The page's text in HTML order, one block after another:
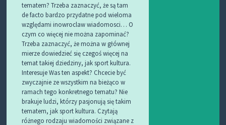
tematem? Trzeba zaznaczyć, że są tam
de facto bardzo przydatne pod wieloma
względami inowroclaw wiadomosci… O
czym co więcej nie można zapominać?
Trzeba zaznaczyć, że można w głównej
mierze dowiedzieć się czegoś więcej na
temat takiej dziedziny, jak sport kultura.
Interesuje Was ten aspekt? Chcecie być
zwyczajnie ze wszystkim na bieżąco w
ramach tego konkretnego tematu? Nie
brakuje ludzi, którzy pasjonują się takim
tematem, jak sport kultura. Czytają
różnego rodzaju wiadomości związane z